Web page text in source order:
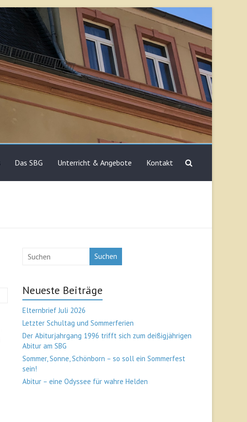
Das SBG Unterricht & Angebote Kontakt
Suchen
Neueste Beiträge
Elternbrief Juli 2026
Letzter Schultag und Sommerferien
Der Abiturjahrgang 1996 trifft sich zum deißigjährigen
Abitur am SBG
Sommer, Sonne, Schönborn – so soll ein Sommerfest
sein!
Abitur – eine Odyssee für wahre Helden